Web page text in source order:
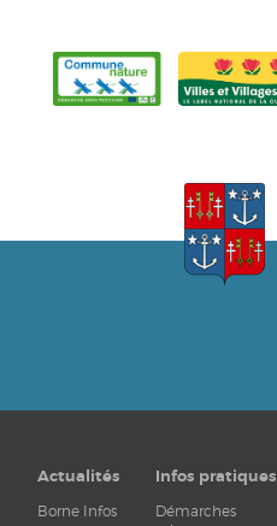
Actualités
Borne Infos
Infos pratiques
Démarches